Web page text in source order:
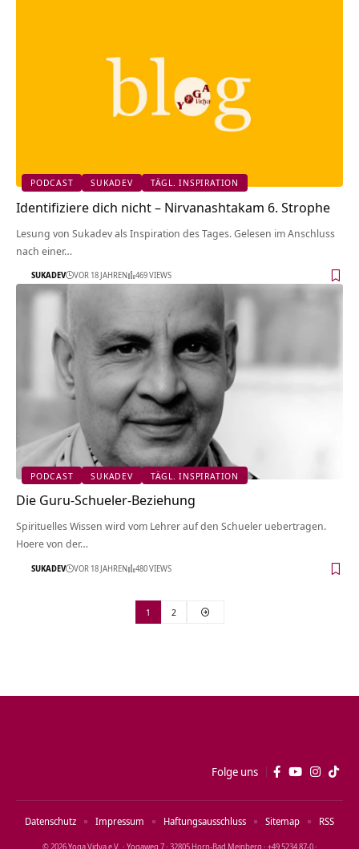
PODCAST SUKADEV TÄGL. INSPIRATION
Identifiziere dich nicht – Nirvanashtakam 6. Strophe
Lesung von Sukadev als Inspiration des Tages. Gelesen im Anschluss
nach einer…
SUKADEV VOR 18 JAHREN 469 VIEWS
PODCAST SUKADEV TÄGL. INSPIRATION
Die Guru-Schueler-Beziehung
Spirituelles Wissen wird vom Lehrer auf den Schueler uebertragen.
Hoere von der…
SUKADEV VOR 18 JAHREN 480 VIEWS
1 2
Folge uns
© 2026 Yoga Vidya e.V. · Yogaweg 7 · 32805 Horn‑Bad Meinberg · +49 5234 87‑0 ·
Datenschutz Impressum Haftungsausschluss Sitemap RSS